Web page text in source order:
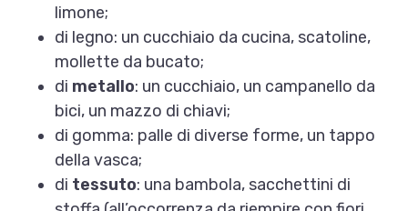
limone;
di legno: un cucchiaio da cucina, scatoline,
mollette da bucato;
di metallo: un cucchiaio, un campanello da
bici, un mazzo di chiavi;
di gomma: palle di diverse forme, un tappo
della vasca;
di tessuto: una bambola, sacchettini di